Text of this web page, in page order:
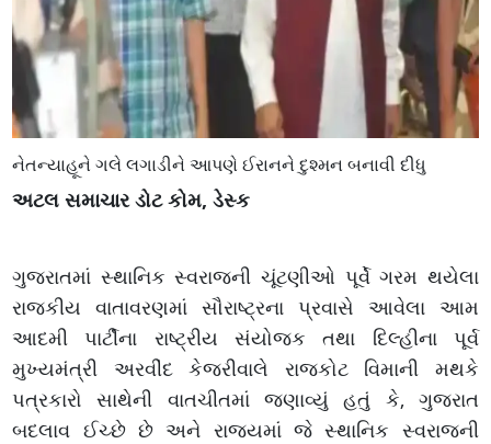
નેતન્યાહૂને ગલે લગાડીને આપણે ઈરાનને દુશ્મન બનાવી દીધુ
અટલ સમાચાર ડોટ કોમ, ડેસ્ક
ગુજરાતમાં સ્થાનિક સ્વરાજની ચૂંટણીઓ પૂર્વે ગરમ થયેલા
રાજકીય વાતાવરણમાં સૌરાષ્ટ્રના પ્રવાસે આવેલા આમ
આદમી પાર્ટીના રાષ્ટ્રીય સંયોજક તથા દિલ્હીના પૂર્વ
મુખ્યમંત્રી અરવીંદ કેજરીવાલે રાજકોટ વિમાની મથકે
પત્રકારો સાથેની વાતચીતમાં જણાવ્યું હતું કે, ગુજરાત
બદલાવ ઈચ્છે છે અને રાજયમાં જે સ્થાનિક સ્વરાજની